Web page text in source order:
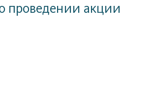
проведении акции